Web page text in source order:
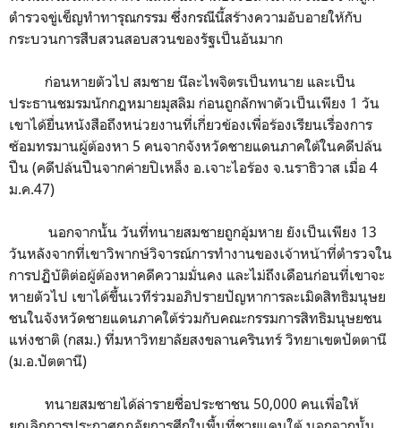
ตำรวจขู่เข็ญทำทารุณกรรม ซึ่งกรณีนี้สร้างความอับอายให้กับ
กระบวนการสืบสวนสอบสวนของรัฐเป็นอันมาก
ก่อนหายตัวไป สมชาย นีละไพจิตรเป็นทนาย และเป็น
ประธานชมรมนักกฎหมายมุสลิม ก่อนถูกลักพาตัวเป็นเพียง 1 วัน
เขาได้ยื่นหนังสือถึงหน่วยงานที่เกี่ยวข้องเพื่อร้องเรียนเรื่องการ
ซ้อมทรมานผู้ต้องหา 5 คนจากจังหวัดชายแดนภาคใต้ในคดีปล้น
ปืน (คดีปล้นปืนจากค่ายปิเหล็ง อ.เจาะไอร้อง จ.นราธิวาส เมื่อ 4
ม.ค.47)
นอกจากนั้น วันที่ทนายสมชายถูกอุ้มหาย ยังเป็นเพียง 13
วันหลังจากที่เขาวิพากษ์วิจารณ์การทำงานของเจ้าหน้าที่ตำรวจใน
การปฏิบัติต่อผู้ต้องหาคดีความมั่นคง และไม่ถึงเดือนก่อนที่เขาจะ
หายตัวไป เขาได้ขึ้นเวทีร่วมอภิปรายปัญหาการละเมิดสิทธิมนุษย
ชนในจังหวัดชายแดนภาคใต้ร่วมกับคณะกรรมการสิทธิมนุษยชน
แห่งชาติ (กสม.) ที่มหาวิทยาลัยสงขลานครินทร์ วิทยาเขตปัตตานี
(ม.อ.ปัตตานี)
ทนายสมชายได้ล่ารายชื่อประชาชน 50,000 คนเพื่อให้